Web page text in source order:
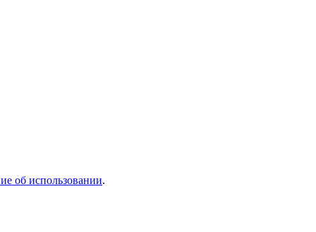
об использовании.